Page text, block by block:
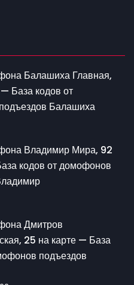
Балашиха Главная,
— База кодов от
Балашиха
Владимир Мира, 92
кодов от домофонов
Дмитров
25 на карте — База
подъездов